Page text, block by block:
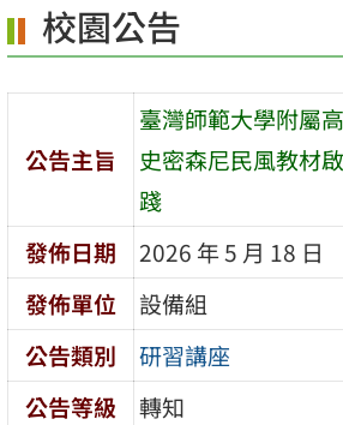
區
校園公告
公告主旨
臺灣師範大學附屬
史密森尼民風教材
踐
發佈日期
2026 年 5 月 18 日
發佈單位
設備組
公告類別
研習講座
公告等級
轉知